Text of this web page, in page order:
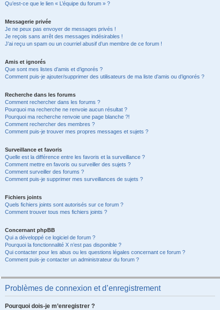
Qu’est-ce que le lien « L’équipe du forum » ?
Messagerie privée
Je ne peux pas envoyer de messages privés !
Je reçois sans arrêt des messages indésirables !
J’ai reçu un spam ou un courriel abusif d’un membre de ce forum !
Amis et ignorés
Que sont mes listes d’amis et d’ignorés ?
Comment puis-je ajouter/supprimer des utilisateurs de ma liste d’amis ou d’ignorés ?
Recherche dans les forums
Comment rechercher dans les forums ?
Pourquoi ma recherche ne renvoie aucun résultat ?
Pourquoi ma recherche renvoie une page blanche ?!
Comment rechercher des membres ?
Comment puis-je trouver mes propres messages et sujets ?
Surveillance et favoris
Quelle est la différence entre les favoris et la surveillance ?
Comment mettre en favoris ou surveiller des sujets ?
Comment surveiller des forums ?
Comment puis-je supprimer mes surveillances de sujets ?
Fichiers joints
Quels fichiers joints sont autorisés sur ce forum ?
Comment trouver tous mes fichiers joints ?
Concernant phpBB
Qui a développé ce logiciel de forum ?
Pourquoi la fonctionnalité X n’est pas disponible ?
Qui contacter pour les abus ou les questions légales concernant ce forum ?
Comment puis-je contacter un administrateur du forum ?
Problèmes de connexion et d’enregistrement
Pourquoi dois-je m’enregistrer ?